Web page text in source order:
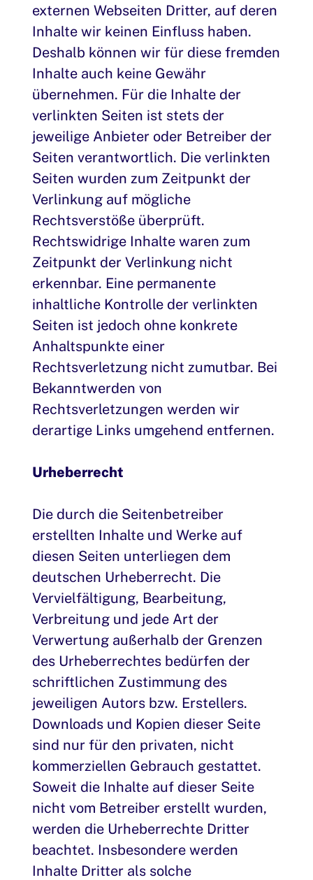
externen Webseiten Dritter, auf deren
Inhalte wir keinen Einfluss haben.
Deshalb können wir für diese fremden
Inhalte auch keine Gewähr
übernehmen. Für die Inhalte der
verlinkten Seiten ist stets der
jeweilige Anbieter oder Betreiber der
Seiten verantwortlich. Die verlinkten
Seiten wurden zum Zeitpunkt der
Verlinkung auf mögliche
Rechtsverstöße überprüft.
Rechtswidrige Inhalte waren zum
Zeitpunkt der Verlinkung nicht
erkennbar. Eine permanente
inhaltliche Kontrolle der verlinkten
Seiten ist jedoch ohne konkrete
Anhaltspunkte einer
Rechtsverletzung nicht zumutbar. Bei
Bekanntwerden von
Rechtsverletzungen werden wir
derartige Links umgehend entfernen.
Urheberrecht
Die durch die Seitenbetreiber
erstellten Inhalte und Werke auf
diesen Seiten unterliegen dem
deutschen Urheberrecht. Die
Vervielfältigung, Bearbeitung,
Verbreitung und jede Art der
Verwertung außerhalb der Grenzen
des Urheberrechtes bedürfen der
schriftlichen Zustimmung des
jeweiligen Autors bzw. Erstellers.
Downloads und Kopien dieser Seite
sind nur für den privaten, nicht
kommerziellen Gebrauch gestattet.
Soweit die Inhalte auf dieser Seite
nicht vom Betreiber erstellt wurden,
werden die Urheberrechte Dritter
beachtet. Insbesondere werden
Inhalte Dritter als solche